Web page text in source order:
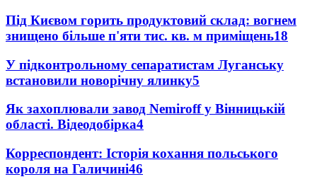
Під Києвом горить продуктовий склад: вогнем
знищено більше п'яти тис. кв. м приміщень18
У підконтрольному сепаратистам Луганську
встановили новорічну ялинку5
Як захоплювали завод Nemiroff у Вінницькій
області. Відеодобірка4
Корреспондент: Історія кохання польського
короля на Галичині46